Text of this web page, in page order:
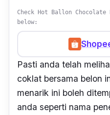
Check Hot Ballon
below:
Pasti anda telah
coklat bersama belon
menarik ini boleh
anda seperti nama